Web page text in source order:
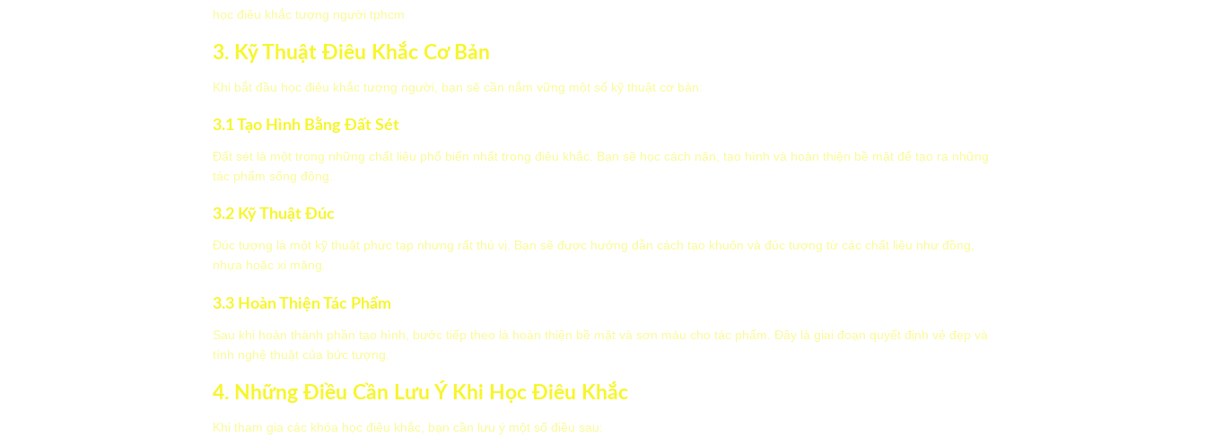
học điêu khắc tượng người tphcm
3. Kỹ Thuật Điêu Khắc Cơ Bản
Khi bắt đầu học điêu khắc tượng người, bạn sẽ cần nắm vững một số kỹ thuật cơ bản:
3.1 Tạo Hình Bằng Đất Sét
Đất sét là một trong những chất liệu phổ biến nhất trong điêu khắc. Bạn sẽ học cách nặn, tạo hình và hoàn thiện bề mặt để tạo ra những
tác phẩm sống động.
3.2 Kỹ Thuật Đúc
Đúc tượng là một kỹ thuật phức tạp nhưng rất thú vị. Bạn sẽ được hướng dẫn cách tạo khuôn và đúc tượng từ các chất liệu như đồng,
nhựa hoặc xi măng.
3.3 Hoàn Thiện Tác Phẩm
Sau khi hoàn thành phần tạo hình, bước tiếp theo là hoàn thiện bề mặt và sơn màu cho tác phẩm. Đây là giai đoạn quyết định vẻ đẹp và
tính nghệ thuật của bức tượng.
4. Những Điều Cần Lưu Ý Khi Học Điêu Khắc
Khi tham gia các khóa học điêu khắc, bạn cần lưu ý một số điều sau: